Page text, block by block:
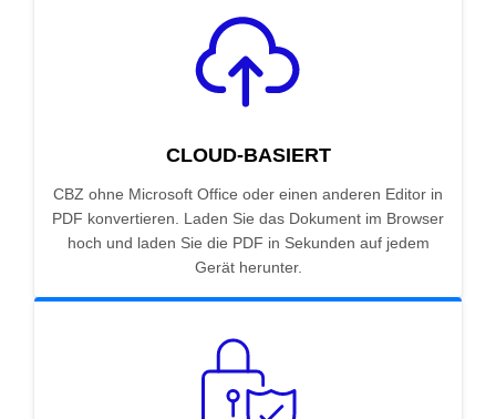
CLOUD-BASIERT
CBZ ohne Microsoft Office oder einen anderen Editor in
PDF konvertieren. Laden Sie das Dokument im Browser
hoch und laden Sie die PDF in Sekunden auf jedem
Gerät herunter.